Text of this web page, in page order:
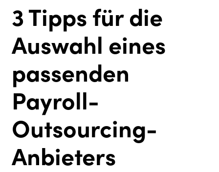
3 Tipps für die
Auswahl eines
passenden
Payroll-
Outsourcing-
Anbieters